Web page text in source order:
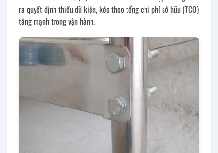
ra quyết định thiếu dữ kiện, kéo theo tổng chi phí sở hữu (TCO)
tăng mạnh trong vận hành.